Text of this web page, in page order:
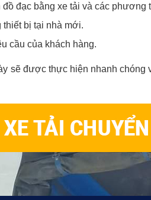
đồ đạc bằng xe tải và các phương
thiết bị tại nhà mới.
cầu của khách hàng.
sẽ được thực hiện nhanh